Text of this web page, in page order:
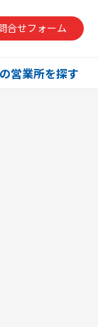
合せフォーム
営業所を探す